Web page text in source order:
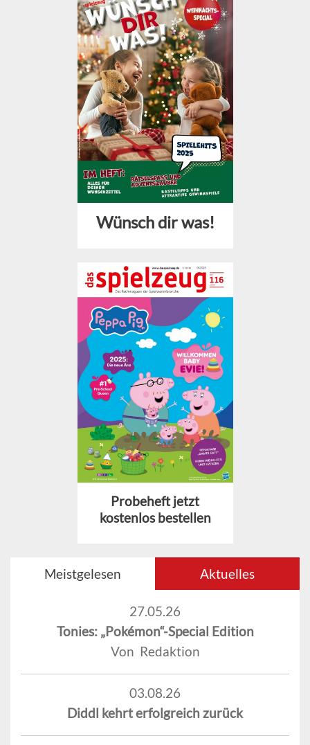
Wünsch dir was!
Probeheft jetzt
kostenlos bestellen
Meistgelesen Aktuelles
27.05.26
Tonies: „Pokémon“-Special Edition
Von Redaktion
03.08.26
Diddl kehrt erfolgreich zurück